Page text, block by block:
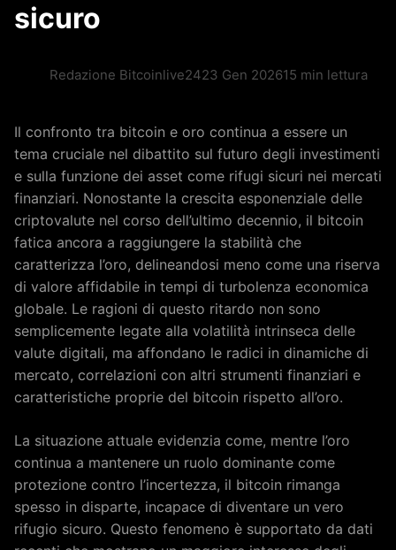
sicuro
Redazione Bitcoinlive2423 Gen 202615 min lettura
Il confronto tra bitcoin e oro continua a essere un
tema cruciale nel dibattito sul futuro degli investimenti
e sulla funzione dei asset come rifugi sicuri nei mercati
finanziari. Nonostante la crescita esponenziale delle
criptovalute nel corso dell’ultimo decennio, il bitcoin
fatica ancora a raggiungere la stabilità che
caratterizza l’oro, delineandosi meno come una riserva
di valore affidabile in tempi di turbolenza economica
globale. Le ragioni di questo ritardo non sono
semplicemente legate alla volatilità intrinseca delle
valute digitali, ma affondano le radici in dinamiche di
mercato, correlazioni con altri strumenti finanziari e
caratteristiche proprie del bitcoin rispetto all’oro.
La situazione attuale evidenzia come, mentre l’oro
continua a mantenere un ruolo dominante come
protezione contro l’incertezza, il bitcoin rimanga
spesso in disparte, incapace di diventare un vero
rifugio sicuro. Questo fenomeno è supportato da dati